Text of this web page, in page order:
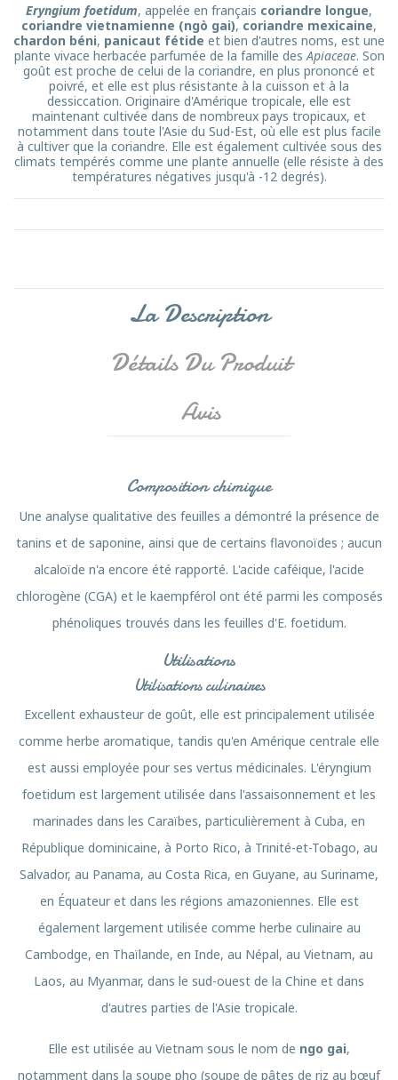
Eryngium foetidum, appelée en français coriandre longue,
coriandre vietnamienne (ngò gai), coriandre mexicaine,
chardon béni, panicaut fétide et bien d'autres noms, est une
plante vivace herbacée parfumée de la famille des Apiaceae. Son
goût est proche de celui de la coriandre, en plus prononcé et
poivré, et elle est plus résistante à la cuisson et à la
dessiccation. Originaire d'Amérique tropicale, elle est
maintenant cultivée dans de nombreux pays tropicaux, et
notamment dans toute l'Asie du Sud-Est, où elle est plus facile
à cultiver que la coriandre. Elle est également cultivée sous des
climats tempérés comme une plante annuelle (elle résiste à des
températures négatives jusqu'à -12 degrés).
La Description
Détails Du Produit
Avis
Composition chimique
Une analyse qualitative des feuilles a démontré la présence de
tanins et de saponine, ainsi que de certains flavonoïdes ; aucun
alcaloïde n'a encore été rapporté. L'acide caféique, l'acide
chlorogène (CGA) et le kaempférol ont été parmi les composés
phénoliques trouvés dans les feuilles d'E. foetidum.
Utilisations
Utilisations culinaires
Excellent exhausteur de goût, elle est principalement utilisée
comme herbe aromatique, tandis qu'en Amérique centrale elle
est aussi employée pour ses vertus médicinales. L'éryngium
foetidum est largement utilisée dans l'assaisonnement et les
marinades dans les Caraïbes, particulièrement à Cuba, en
République dominicaine, à Porto Rico, à Trinité-et-Tobago, au
Salvador, au Panama, au Costa Rica, en Guyane, au Suriname,
en Équateur et dans les régions amazoniennes. Elle est
également largement utilisée comme herbe culinaire au
Cambodge, en Thaïlande, en Inde, au Népal, au Vietnam, au
Laos, au Myanmar, dans le sud-ouest de la Chine et dans
d'autres parties de l'Asie tropicale.
Elle est utilisée au Vietnam sous le nom de ngo gai,
notamment dans la soupe pho (soupe de pâtes de riz au bœuf